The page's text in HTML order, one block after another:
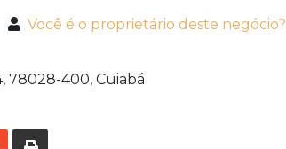
Você é o proprietário deste negócio?
78028-400, Cuiabá